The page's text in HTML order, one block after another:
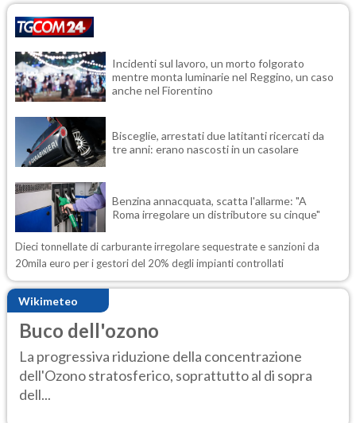
Incidenti sul lavoro, un morto folgorato
mentre monta luminarie nel Reggino, un caso
anche nel Fiorentino
Bisceglie, arrestati due latitanti ricercati da
tre anni: erano nascosti in un casolare
Benzina annacquata, scatta l'allarme: "A
Roma irregolare un distributore su cinque"
Dieci tonnellate di carburante irregolare sequestrate e sanzioni da
20mila euro per i gestori del 20% degli impianti controllati
Wikimeteo
Buco dell'ozono
La progressiva riduzione della concentrazione
dell'Ozono stratosferico, soprattutto al di sopra
dell...